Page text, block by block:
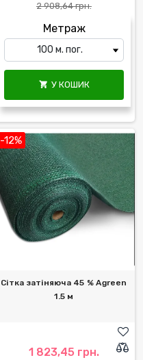
2 908,64 грн.
Метраж
 У КОШИК
-12%
Сітка затіняюча 45 % Agreen
1.5 м
1 823,45 грн.